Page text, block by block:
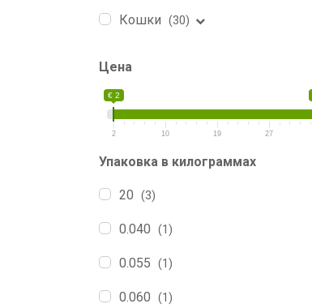
Кошки (30)
Цена
€ 2
2 10 19 27
Упаковка в килограммах
20 (3)
0.040 (1)
0.055 (1)
0.060 (1)